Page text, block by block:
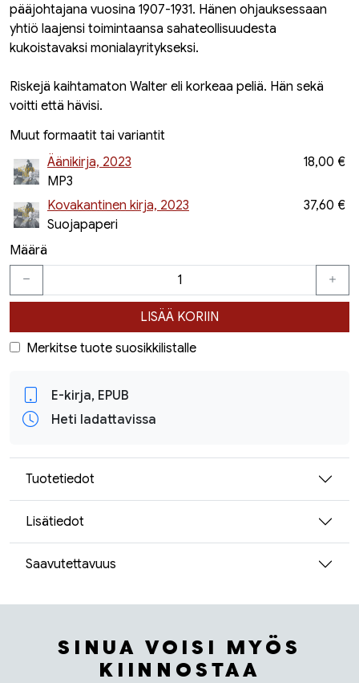
pääjohtajana vuosina 1907-1931. Hänen ohjauksessaan
yhtiö laajensi toimintaansa sahateollisuudesta
kukoistavaksi monialayritykseksi.
Riskejä kaihtamaton Walter eli korkeaa peliä. Hän sekä
voitti että hävisi.
Muut formaatit tai variantit
Äänikirja, 2023
MP3
18,00 €
Kovakantinen kirja, 2023
Suojapaperi
37,60 €
Määrä
LISÄÄ KORIIN
Merkitse tuote suosikkilistalle
E-kirja, EPUB
Heti ladattavissa
Tuotetiedot
Lisätiedot
Saavutettavuus
SINUA VOISI MYÖS
KIINNOSTAA